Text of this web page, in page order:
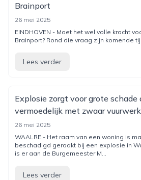
Brainport
26 mei 2025
EINDHOVEN - Moet het wel volle kracht
Brainport? Rond die vraag zijn komende
Lees verder
Explosie zorgt voor grote schade
vermoedelijk met zwaar
26 mei 2025
WAALRE - Het raam van een woning is
beschadigd geraakt bij een explosie in
is er aan de Burgemeester M...
Lees verder